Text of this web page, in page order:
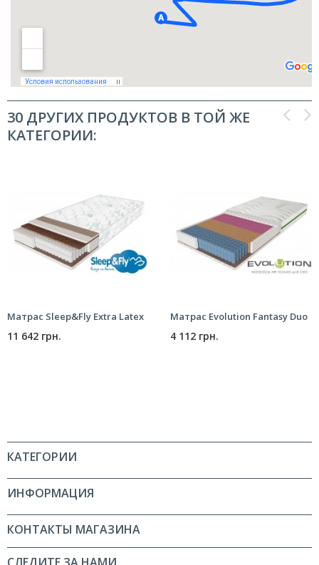
30 ДРУГИХ ПРОДУКТОВ В ТОЙ ЖЕ
КАТЕГОРИИ:
Матрас Sleep&Fly Extra Latex
11 642 грн.
Матрас Evolution Fantasy Duo
4 112 грн.
КАТЕГОРИИ
ИНФОРМАЦИЯ
КОНТАКТЫ МАГАЗИНА
СЛЕДИТЕ ЗА НАМИ